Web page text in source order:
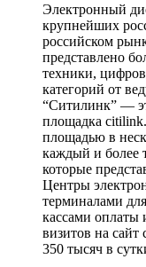
Электронный
крупнейших
российском
представлено
техники,
категорий от
“Ситилинк” —
площадка
площадью в
каждый и более
которые
Центры
терминалами
кассами оплаты
визитов на сайт
350 тысяч в